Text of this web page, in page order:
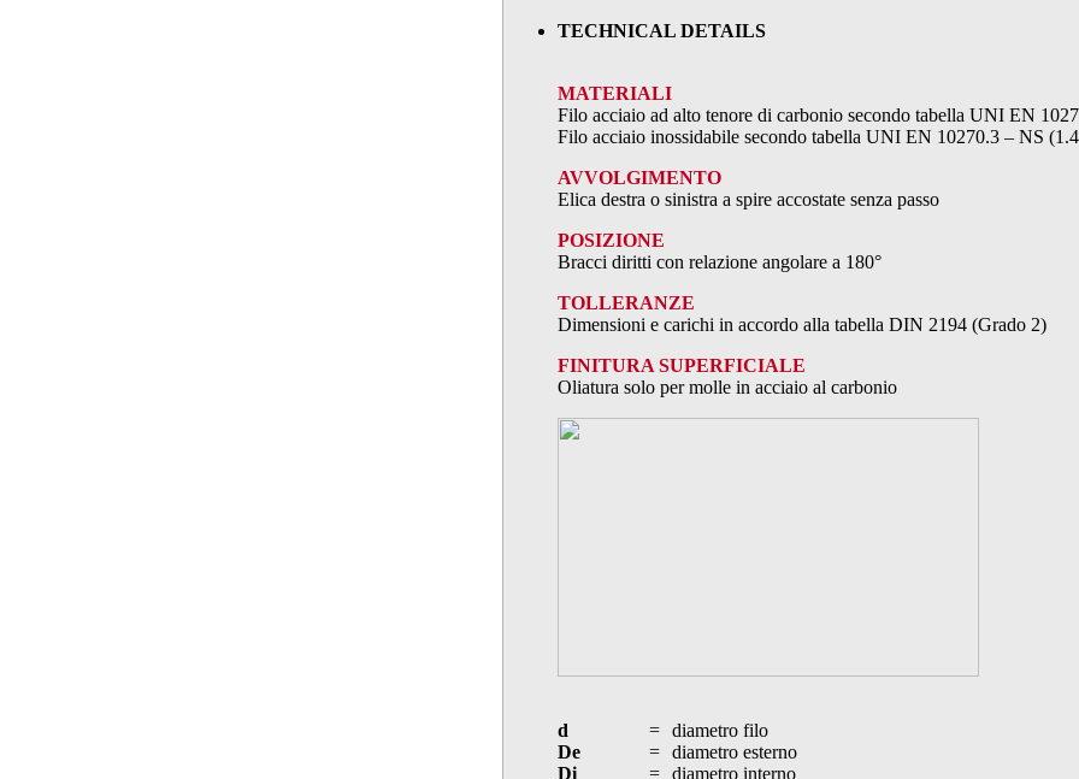
TECHNICAL DETAILS
MATERIALI
Filo acciaio ad alto tenore di carbonio secondo tabella UNI EN
Filo acciaio inossidabile secondo tabella UNI EN 10270.3 – NS
AVVOLGIMENTO
Elica destra o sinistra a spire accostate senza passo
POSIZIONE
Bracci diritti con relazione angolare a 180°
TOLLERANZE
Dimensioni e carichi in accordo alla tabella DIN 2194 (Grado 2)
FINITURA SUPERFICIALE
Oliatura solo per molle in acciaio al carbonio
d =
diametro filo
De
=
diametro esterno
Di
=
diametro interno